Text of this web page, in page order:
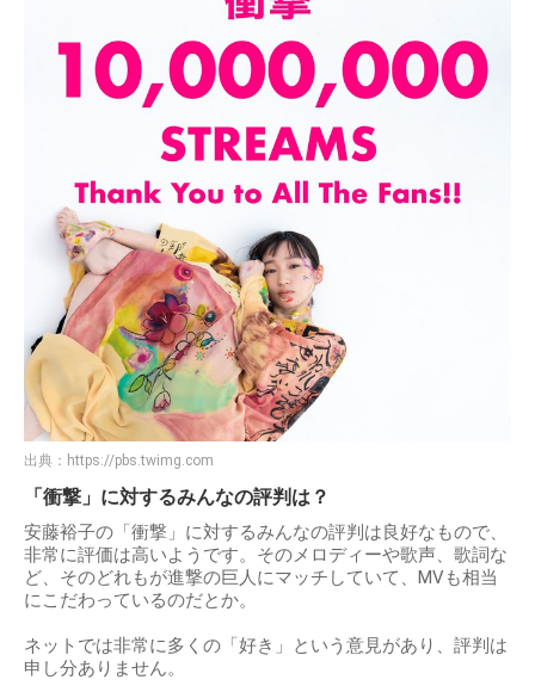
出典： https://pbs.twimg.com
「衝撃」に対するみんなの評判は？
安藤裕子の「衝撃」に対するみんなの評判は良好なもので、
非常に評価は高いようです。そのメロディーや歌声、歌詞な
ど、そのどれもが進撃の巨人にマッチしていて、MVも相当
にこだわっているのだとか。
ネットでは非常に多くの「好き」という意見があり、評判は
申し分ありません。